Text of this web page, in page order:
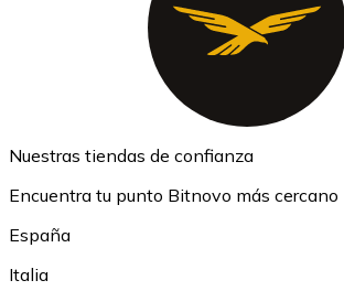
Nuestras tiendas de confianza
Encuentra tu punto Bitnovo más cercano
España
Italia